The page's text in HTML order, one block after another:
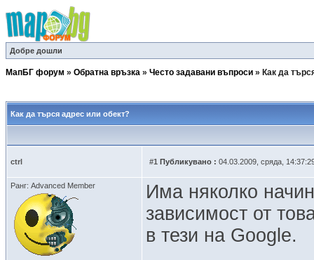
Добре дошли
МапБГ форум » Обратна връзка » Често задавани въпроси » Как да
Как да търся адрес или обект?
ctrl #1 Публикувано : 04.03.2009, сряда,
Ранг: Advanced Member
Има няколко
зависимост от
в тези на Google.